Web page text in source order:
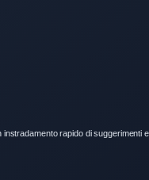
rapido di suggerimenti e